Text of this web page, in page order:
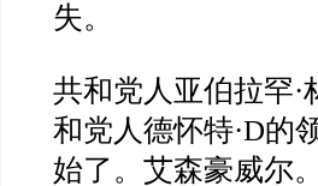
失。
共和党人亚伯拉罕
和党人德怀特·D的
始了。艾森豪威尔